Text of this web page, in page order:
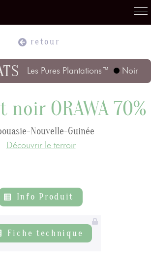
retour
Les Pures Plantations™ Noir
noir ORAWA 70%
Nouvelle-Guinée
Découvrir le terroir
Info Produit
Fiche technique